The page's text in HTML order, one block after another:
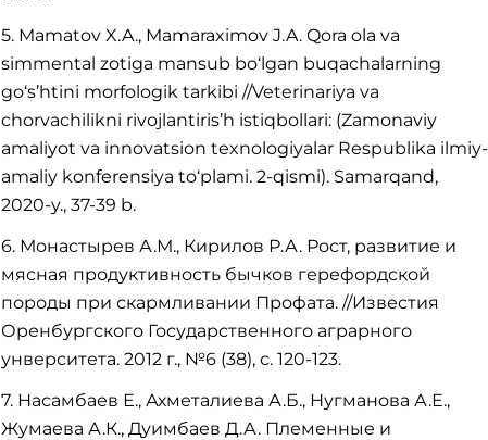
5. Mamatov X.A., Mamaraximov J.A. Qora ola va
simmental zotiga mansub bo‘lgan buqachalarning
go‘s’htini morfologik tarkibi //Veterinariya va
chorvachilikni rivojlantiris’h istiqbollari: (Zamonaviy
amaliyot va innovatsion texnologiyalar Respublika ilmiy-
amaliy konferensiya to‘plami. 2-qismi). Samarqand,
2020-y., 37-39 b.
6. Монастырев А.М., Кирилов Р.А. Рост, развитие и
мясная продуктивность бычков герефордской
породы при скармливании Профата. //Известия
Оренбургского Государственного аграрного
унверситета. 2012 г., №6 (38), с. 120-123.
7. Насамбаев Е., Ахметалиева А.Б., Нугманова А.Е.,
Жумаева А.К., Дуимбаев Д.А. Племенные и